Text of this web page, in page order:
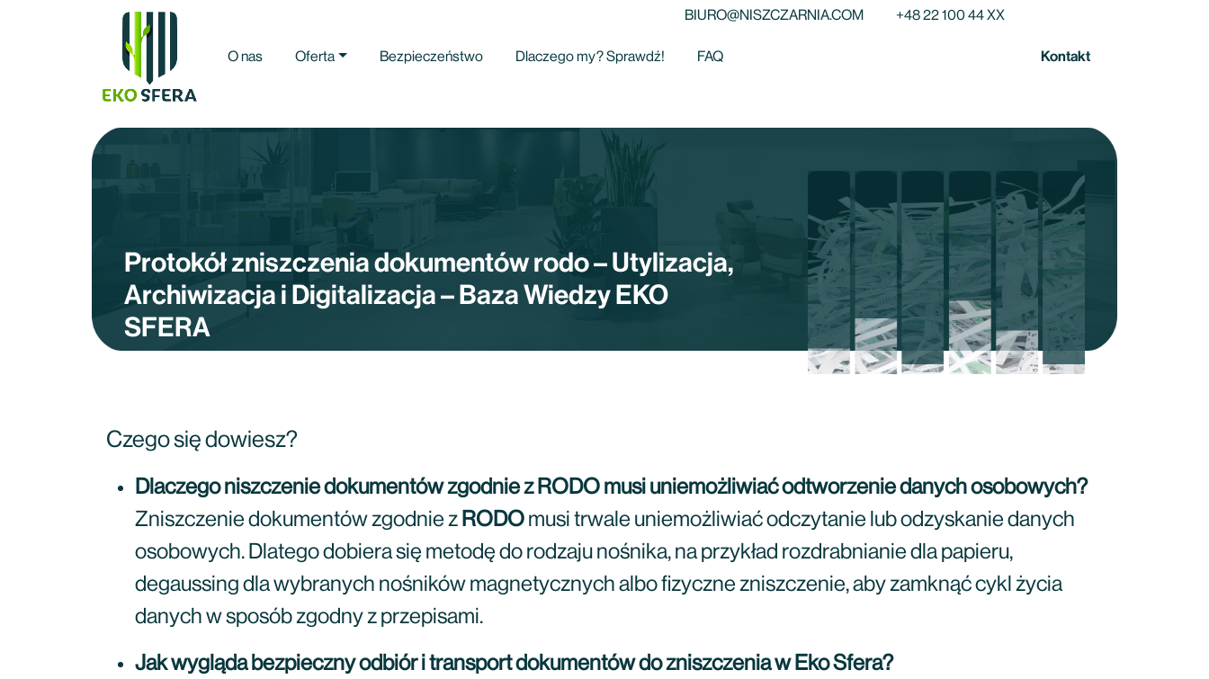
O nas Oferta Bezpieczeństwo Dlaczego my? Sprawdź! FAQ Kontakt
BIURO@NISZCZARNIA.COM +48 22 100 44 XX
Protokół zniszczenia dokumentów rodo – Utylizacja,
Archiwizacja i Digitalizacja – Baza Wiedzy EKO
SFERA
Czego się dowiesz?
Dlaczego niszczenie dokumentów zgodnie z RODO musi uniemożliwiać odtworzenie danych osobowych?
Zniszczenie dokumentów zgodnie z RODO musi trwale uniemożliwiać odczytanie lub odzyskanie danych
osobowych. Dlatego dobiera się metodę do rodzaju nośnika, na przykład rozdrabnianie dla papieru,
degaussing dla wybranych nośników magnetycznych albo fizyczne zniszczenie, aby zamknąć cykl życia
danych w sposób zgodny z przepisami.
Jak wygląda bezpieczny odbiór i transport dokumentów do zniszczenia w Eko Sfera?